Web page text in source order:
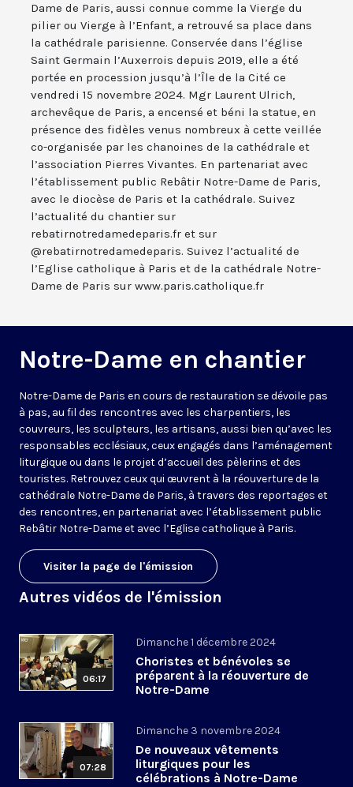
Dame de Paris, aussi connue comme la Vierge du
pilier ou Vierge à l’Enfant, a retrouvé sa place dans
la cathédrale parisienne. Conservée dans l’église
Saint Germain l’Auxerrois depuis 2019, elle a été
portée en procession jusqu’à l’Île de la Cité ce
vendredi 15 novembre 2024. Mgr Laurent Ulrich,
archevêque de Paris, a encensé et béni la statue, en
présence des fidèles venus nombreux à cette veillée
co-organisée par les chanoines de la cathédrale et
l’association Pierres Vivantes. En partenariat avec
l’établissement public Rebâtir Notre-Dame de Paris,
avec le diocèse de Paris et la cathédrale. Suivez
l’actualité du chantier sur
rebatirnotredamedeparis.fr et sur
@rebatirnotredamedeparis. Suivez l’actualité de
l’Eglise catholique à Paris et de la cathédrale Notre-
Dame de Paris sur www.paris.catholique.fr
Notre-Dame en chantier
Notre-Dame de Paris en cours de restauration se dévoile pas
à pas, au fil des rencontres avec les charpentiers, les
couvreurs, les sculpteurs, les artisans, aussi bien qu’avec les
responsables ecclésiaux, ceux engagés dans l’aménagement
liturgique ou dans le projet d’accueil des pèlerins et des
touristes. Retrouvez ceux qui œuvrent à la réouverture de la
cathédrale Notre-Dame de Paris, à travers des reportages et
des rencontres, en partenariat avec l’établissement public
Rebâtir Notre-Dame et avec l’Eglise catholique à Paris.
Visiter la page de l'émission
Autres vidéos de l'émission
06:17
Dimanche 1 décembre 2024
Choristes et bénévoles se
préparent à la réouverture de
Notre-Dame
07:28
Dimanche 3 novembre 2024
De nouveaux vêtements
liturgiques pour les
célébrations à Notre-Dame